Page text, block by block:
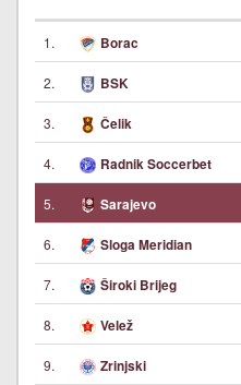
1. Borac
2. BSK
3. Čelik
4. Radnik Soccerbet
5. Sarajevo
6. Sloga Meridian
7. Široki Brijeg
8. Velež
9. Zrinjski